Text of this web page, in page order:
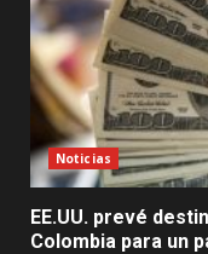
Noticias
EE.UU. prevé
Colombia para un